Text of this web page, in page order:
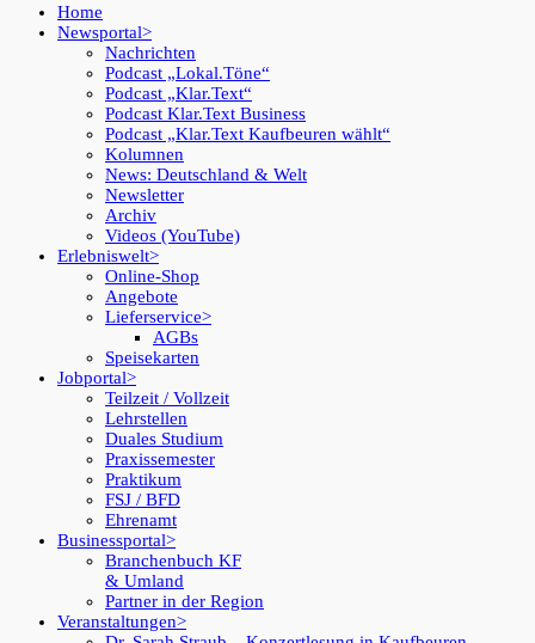
Home
Newsportal
Nachrichten
Podcast „Lokal.Töne“
Podcast „Klar.Text“
Podcast Klar.Text Business
Podcast „Klar.Text Kaufbeuren wählt“
Kolumnen
News: Deutschland & Welt
Newsletter
Archiv
Videos (YouTube)
Erlebniswelt
Online-Shop
Angebote
Lieferservice
AGBs
Speisekarten
Jobportal
Teilzeit / Vollzeit
Lehrstellen
Duales Studium
Praxissemester
Praktikum
FSJ / BFD
Ehrenamt
Businessportal
Branchenbuch KF
& Umland
Partner in der Region
Veranstaltungen